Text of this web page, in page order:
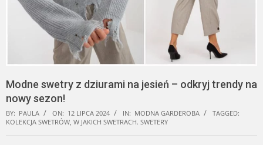
Modne swetry z dziurami na jesień – odkryj trendy na
nowy sezon!
BY: PAULA ON: 12 LIPCA 2024 IN: MODNA GARDEROBA
TAGGED:
KOLEKCJA SWETRÓW, W JAKICH SWETRACH. SWETERY